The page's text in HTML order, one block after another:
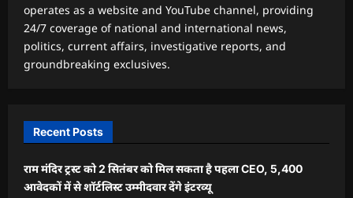
operates as a website and YouTube channel, providing
24/7 coverage of national and international news,
politics, current affairs, investigative reports, and
groundbreaking exclusives.
Recent Posts
राम मंदिर ट्रस्ट को 2 सितंबर को मिल सकता है पहला CEO, 5,400
आवेदकों में से शॉर्टलिस्ट उम्मीदवार देंगे इंटरव्यू